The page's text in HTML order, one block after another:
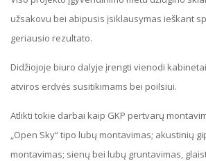
užsakovu bei abipusis įsiklausymas ieškant
geriausio rezultato.
Didžiojoje biuro dalyje įrengti vienodi
atviros erdvės susitikimams bei poilsiui.
Atlikti tokie darbai kaip GKP pertvarų
„Open Sky“ tipo lubų montavimas; akustinių
montavimas; sienų bei lubų gruntavimas,